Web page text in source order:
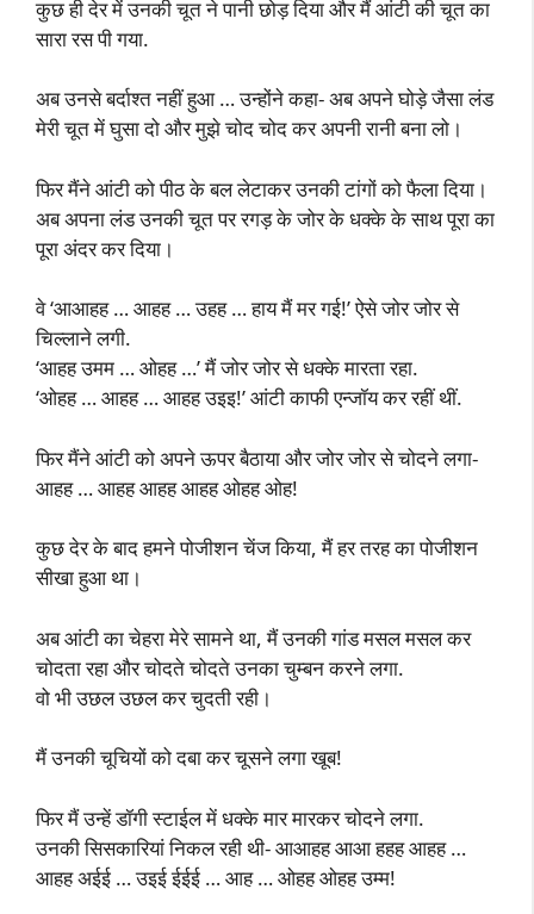
कुछ ही देर में उनकी चूत ने पानी छोड़ दिया और मैं आंटी की चूत का
सारा रस पी गया.
अब उनसे बर्दाश्त नहीं हुआ … उन्होंने कहा- अब अपने घोड़े जैसा लंड
मेरी चूत में घुसा दो और मुझे चोद चोद कर अपनी रानी बना लो।
फिर मैंने आंटी को पीठ के बल लेटाकर उनकी टांगों को फैला दिया।
अब अपना लंड उनकी चूत पर रगड़ के जोर के धक्के के साथ पूरा का
पूरा अंदर कर दिया।
वे ‘आआहह … आहह … उहह … हाय मैं मर गई!’ ऐसे जोर जोर से
चिल्लाने लगी.
‘आहह उमम … ओहह …’ मैं जोर जोर से धक्के मारता रहा.
‘ओहह … आहह … आहह उइइ!’ आंटी काफी एन्जॉय कर रहीं थीं.
फिर मैंने आंटी को अपने ऊपर बैठाया और जोर जोर से चोदने लगा-
आहह … आहह आहह आहह ओहह ओह!
कुछ देर के बाद हमने पोजीशन चेंज किया, मैं हर तरह का पोजीशन
सीखा हुआ था।
अब आंटी का चेहरा मेरे सामने था, मैं उनकी गांड मसल मसल कर
चोदता रहा और चोदते चोदते उनका चुम्बन करने लगा.
वो भी उछल उछल कर चुदती रही।
मैं उनकी चूचियों को दबा कर चूसने लगा खूब!
फिर मैं उन्हें डॉगी स्टाईल में धक्के मार मारकर चोदने लगा.
उनकी सिसकारियां निकल रही थी- आआहह आआ हहह आहह …
आहह अईई … उइई ईईई … आह … ओहह ओहह उम्म!